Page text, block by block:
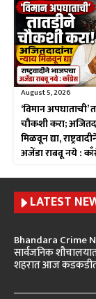
August 5, 2026
‘विमान अपघाताची’
चौकशी करा;
मिळवून द्या,
अजेंडा राबवू नये :
LATEST
Bhandara Crime
सार्वजनिक
शहरात आज